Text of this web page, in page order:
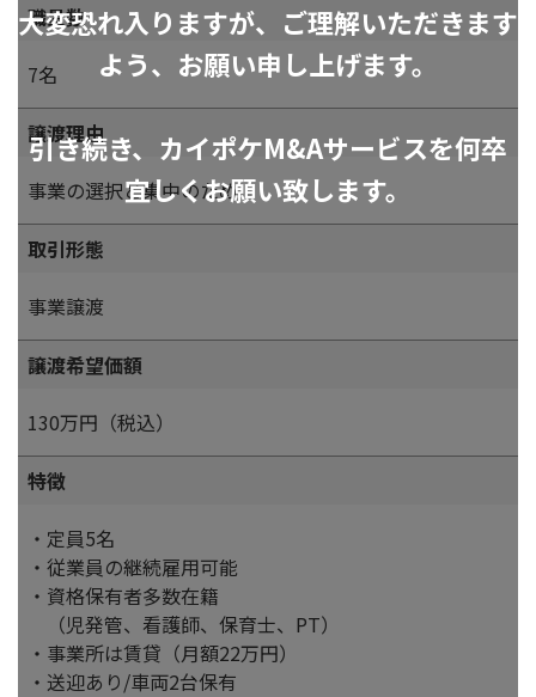
大変恐れ入りますが、ご理解いただきます
よう、お願い申し上げます。
引き続き、カイポケM&Aサービスを何卒
宜しくお願い致します。
職員数
7名
譲渡理由
事業の選択と集中のため
取引形態
事業譲渡
譲渡希望価額
130万円（税込）
特徴
・定員5名
・従業員の継続雇用可能
・資格保有者多数在籍
（児発管、看護師、保育士、PT）
・事業所は賃貸（月額22万円）
・送迎あり/車両2台保有